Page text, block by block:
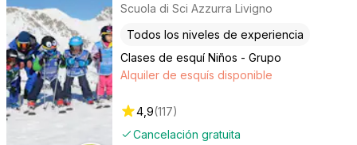
Scuola di Sci Azzurra Livigno
Clases de esquí Niños - Grupo
Todos los niveles de experiencia
Cancelación gratuita
Alquiler de esquís disponible
4,9(117)